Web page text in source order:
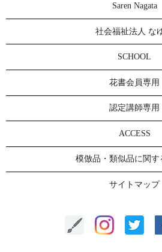
Saren Nagata
社会福祉法人 な
SCHOOL
花書会員専用
認定講師専用
ACCESS
模倣品・類似品に関す
サイトマップ